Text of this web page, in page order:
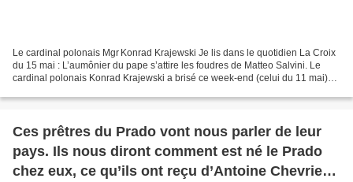
Le cardinal polonais Mgr Konrad Krajewski Je lis dans le quotidien La Croix
du 15 mai : L’aumônier du pape s’attire les foudres de Matteo Salvini. Le
cardinal polonais Konrad Krajewski a brisé ce week-end (celui du 11 mai)
Ces prêtres du Prado vont nous parler de leur
pays. Ils nous diront comment est né le Prado
chez eux, ce qu’ils ont reçu d’Antoine Chevrier